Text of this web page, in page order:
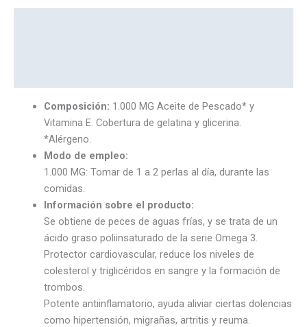
Composición: 1.000 MG Aceite de Pescado* y
Vitamina E. Cobertura de gelatina y glicerina.
*Alérgeno.
Modo de empleo:
1.000 MG: Tomar de 1 a 2 perlas al día, durante las
comidas.
Información sobre el producto:
Se obtiene de peces de aguas frías, y se trata de un
ácido graso poliinsaturado de la serie Omega 3.
Protector cardiovascular, reduce los niveles de
colesterol y triglicéridos en sangre y la formación de
trombos.
Potente antiinflamatorio, ayuda aliviar ciertas dolencias
como hipertensión, migrañas, artritis y reuma.